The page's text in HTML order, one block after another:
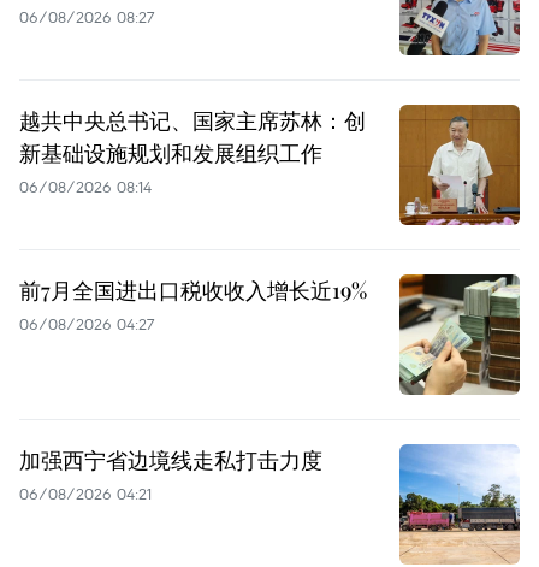
06/08/2026 08:27
越共中央总书记、国家主席苏林：创
新基础设施规划和发展组织工作
06/08/2026 08:14
前7月全国进出口税收收入增长近19%
06/08/2026 04:27
加强西宁省边境线走私打击力度
06/08/2026 04:21